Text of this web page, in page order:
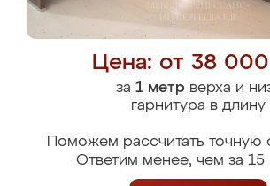
Цена: от 38
за 1 метрверха и
гарнитура в длину
Поможем рассчитать точную
Ответим менее, чем за 15